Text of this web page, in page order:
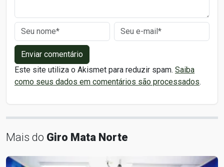
Enviar comentário
Este site utiliza o Akismet para reduzir spam. Saiba
como seus dados em comentários são processados.
Mais do Giro Mata Norte